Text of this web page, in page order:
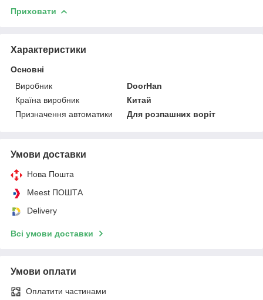
Приховати
Характеристики
Основні
Виробник
DoorHan
Країна виробник
Китай
Призначення автоматики
Для розпашних воріт
Умови доставки
Нова Пошта
Meest ПОШТА
Delivery
Всі умови доставки
Умови оплати
Оплатити частинами